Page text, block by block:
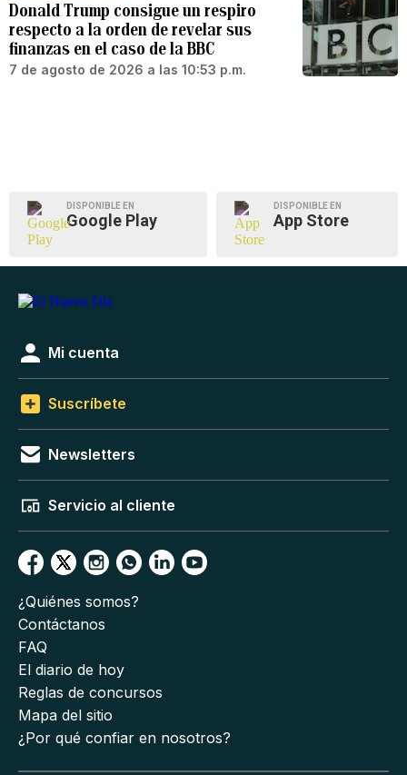
Donald Trump consigue un respiro
respecto a la orden de revelar sus
finanzas en el caso de la BBC
7 de agosto de 2026 a las 10:53 p.m.
DISPONIBLE EN
Google Play
DISPONIBLE EN
App Store
Mi cuenta
Suscríbete
Newsletters
Servicio al cliente
¿Quiénes somos?
Contáctanos
FAQ
El diario de hoy
Reglas de concursos
Mapa del sitio
¿Por qué confiar en nosotros?